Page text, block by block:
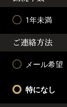
1年未満
ご連絡方法
メール希望
特になし